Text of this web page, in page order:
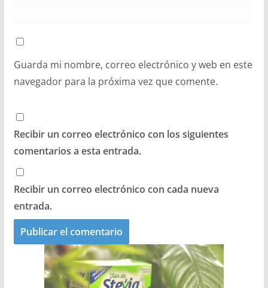
Guarda mi nombre, correo electrónico y web en este
navegador para la próxima vez que comente.
Recibir un correo electrónico con los siguientes
comentarios a esta entrada.
Recibir un correo electrónico con cada nueva
entrada.